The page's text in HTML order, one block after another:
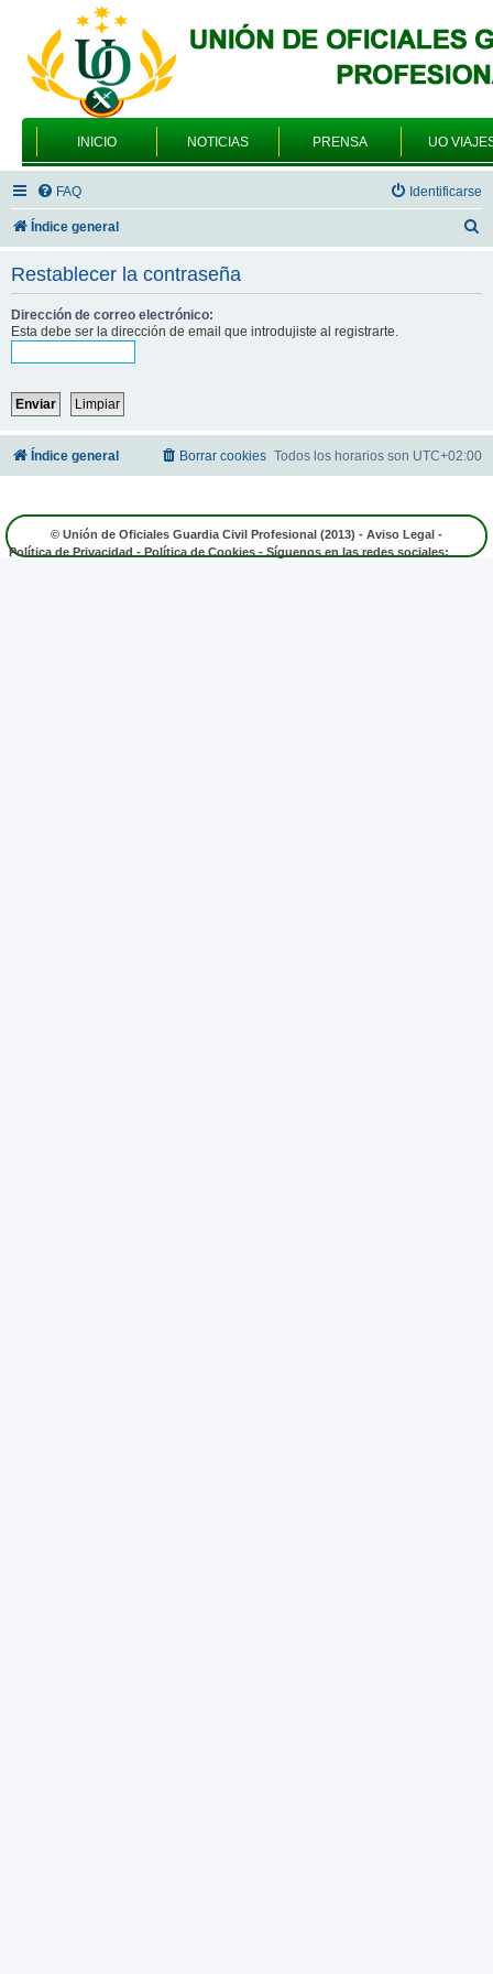
INICIO NOTICIAS PRENSA UO
FAQ Identificarse
Índice general
Restablecer la contraseña
Dirección de correo electrónico:
Esta debe ser la dirección de email que introdujiste al registrarte.
Índice general Todos los horarios son UTC+02:00
Borrar cookies
© Unión de Oficiales Guardia Civil Profesional (2013) - Aviso Legal -
Política de Privacidad - Política de Cookies - Síguenos en las redes sociales: